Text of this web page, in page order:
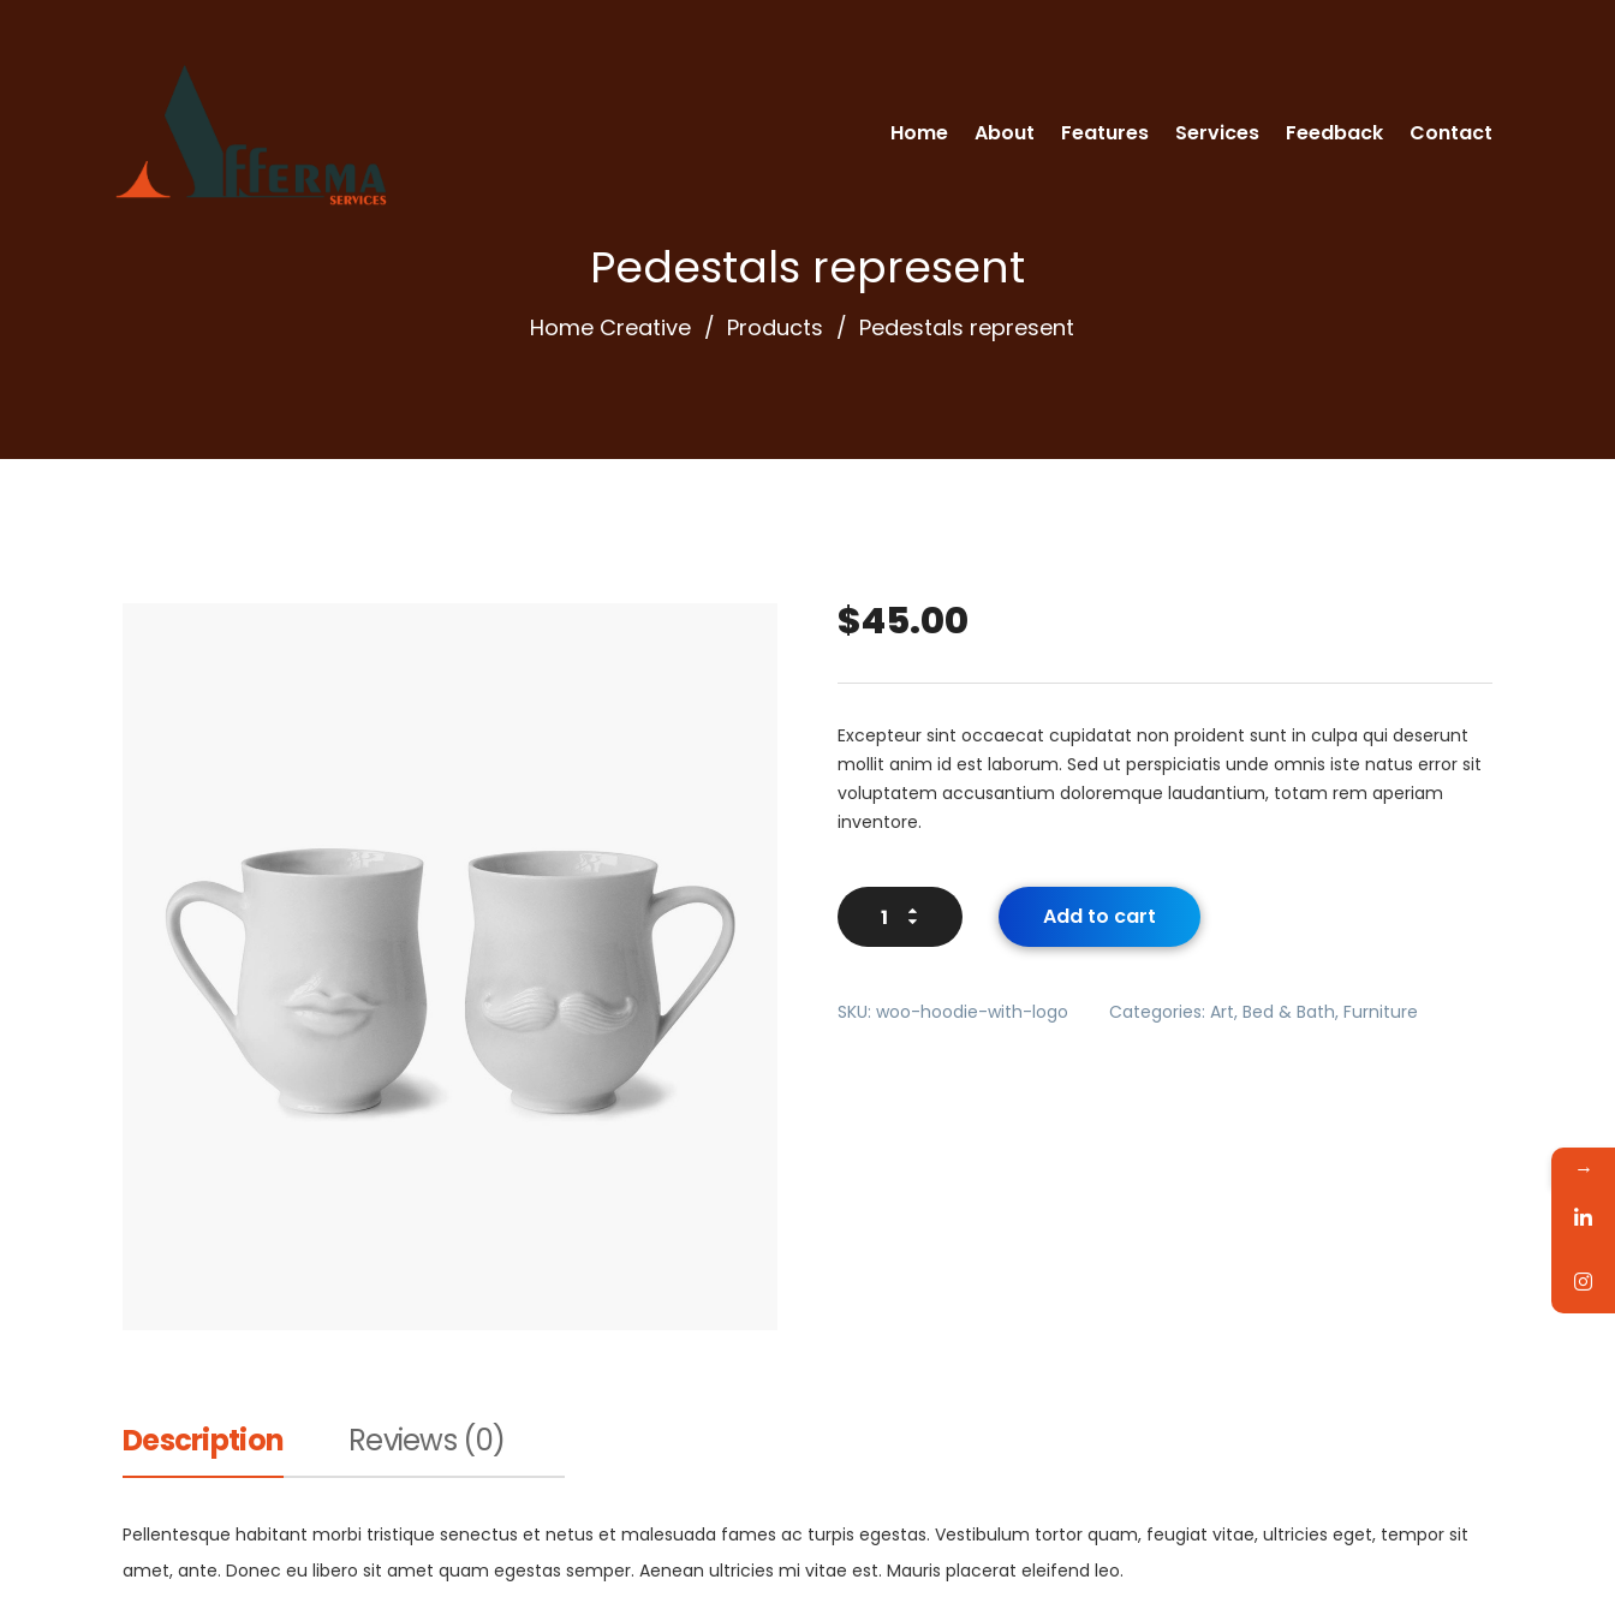
Home About Features Services Feedback Contact
Pedestals represent
Home Creative Products Pedestals represent
$45.00
Excepteur sint occaecat cupidatat non proident sunt in culpa qui deserunt
mollit anim id est laborum. Sed ut perspiciatis unde omnis iste natus error sit
voluptatem accusantium doloremque laudantium, totam rem aperiam
inventore.
Add to cart
SKU: woo-hoodie-with-logo Categories: Art, Bed & Bath, Furniture
Description Reviews (0)
Pellentesque habitant morbi tristique senectus et netus et malesuada fames ac turpis egestas. Vestibulum tortor quam, feugiat vitae, ultricies eget, tempor sit
amet, ante. Donec eu libero sit amet quam egestas semper. Aenean ultricies mi vitae est. Mauris placerat eleifend leo.
→